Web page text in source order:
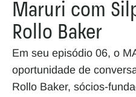
Maruri com
Rollo Baker
Em seu episódio 06, o
oportunidade de
Rollo Baker, sócios-